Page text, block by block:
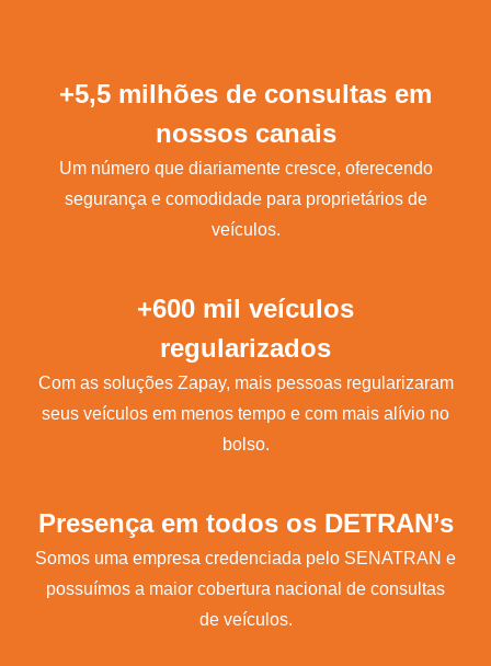
+5,5 milhões de consultas em
nossos canais
Um número que diariamente cresce, oferecendo
segurança e comodidade para proprietários de
veículos.
+600 mil veículos
regularizados
Com as soluções Zapay, mais pessoas regularizaram
seus veículos em menos tempo e com mais alívio no
bolso.
Presença em todos os DETRAN’s
Somos uma empresa credenciada pelo SENATRAN e
possuímos a maior cobertura nacional de consultas
de veículos.